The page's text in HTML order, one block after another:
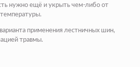
нужно ещё и укрыть чем-либо от
температуры.
применения лестничных шин,
травмы.